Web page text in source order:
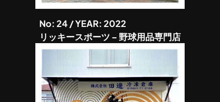
No: 24 / YEAR: 2022
リッキースポーツ – 野球用品専門店